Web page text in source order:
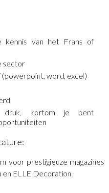
kennis van het Frans of
sector
(powerpoint, word, excel)
kortom je bent
voor prestigieuze magazines
ELLE Decoration.